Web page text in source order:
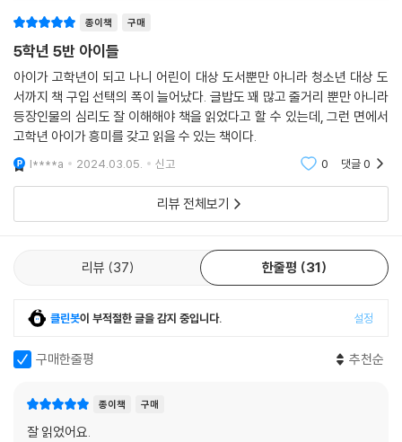
견하는 재미는 이 작품이 지닌 강점이라고 할 수 있다.
그리고 독자들은 일곱 아이들이 자신의 입장에서 보고, 겪고, 느낀 것들을
상대 아이의 입장에서 객관화시켜 봄으로써 모든 일에 ‘상대적 진실’이 담
겨 있음을 깨달을 수 있다. 이를 통해 우리가 진실이라고 여겼던 것들을 낯
설게 보고 ‘역지사지’의 태도를 배울 수 있음은 물론이다. 현실을 생생하게
반영하고 있는 아이들의 고민과 내면의 풍경은 공감과 반가움을 불러올 것
이며, 이들이 고민과 동행하며 성장하는 모습에서 아이들 내면의 힘을 발
견하며 안도할 수 있을 것이다. 여기에 믿음직한 이야기꾼으로서의 재능을
지닌 새로운 작가가 나타난 것에 대한 반가움도 빼놓을 수 없다. 부디 일곱
아이들이 어우러져 내는 아름다운 화음과 울림 속에서 변화의 계기를 발견
종이책 구매
5학년 5반 아이들
아이가 고학년이 되고 나니 어린이 대상 도서뿐만 아니라 청소년 대상 도
서까지 책 구입 선택의 폭이 늘어났다. 글밥도 꽤 많고 줄거리 뿐만 아니라
등장인물의 심리도 잘 이해해야 책을 읽었다고 할 수 있는데, 그런 면에서
고학년 아이가 흥미를 갖고 읽을 수 있는 책이다.
l****a 2024.03.05. 신고 0 댓글0
리뷰 전체보기
리뷰 37 한줄평 31
클린봇이 부적절한 글을 감지 중입니다. 설정
구매한줄평 추천순
종이책 구매
잘 읽었어요.